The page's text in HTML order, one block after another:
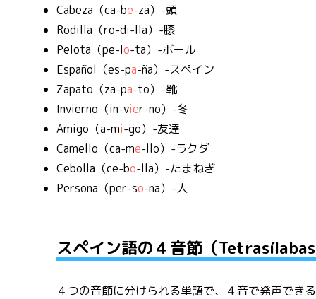
Cabeza（ca-be-za）-頭
Rodilla（ro-di-lla）-膝
Pelota（pe-lo-ta）-ボール
Español（es-pa-ña）-スペイン
Zapato（za-pa-to）-靴
Invierno（in-vier-no）-冬
Amigo（a-mi-go）-友達
Camello（ca-me-llo）-ラクダ
Cebolla（ce-bo-lla）-たまねぎ
Persona（per-so-na）-人
スペイン語の４音節（
４つの音節に分けられる単語で、４音で発声できる